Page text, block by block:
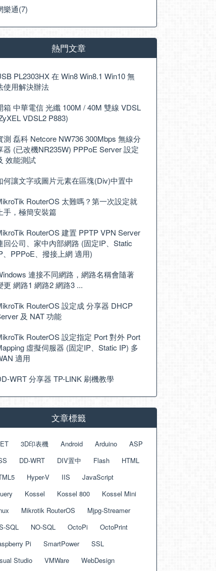
樂通(7)
熱門文章
PL2303HX 在 Win8 Win8.1 Win10 無
使用解決辦法
箱 中華電信 光纖 100M / 40M 雙線 VDSL
VDSL2 P883)
測 磊科 Netcore NW736 300Mbps 無線分
器 (已改機NR235W) PPPoE Server 設定
效能測試
何讓文字或圖片元素在區塊(Div)中置中
RouterOS 太難嗎？第一次設定就
手，極簡安裝篇
RouterOS 建置 PPTP VPN Server
回公司、家中內部網路 (固定IP、Static
、PPPoE、撥接上網 適用)
連接不同網路，網路名稱會隨著
更 網路1 網路2 網路3 ...
RouterOS 設定成 分享器 DHCP
及 NAT 功能
RouterOS 設定指定 Port 對外 Port
虛擬伺服器 (固定IP、Static IP) 多
適用
WRT 分享器 TP-LINK 刷機教學
文章標籤
3D印表機 Android Arduino
ASP
DD-WRT DIV置中 Flash
HTML
Hyper-V IIS
JavaScript
Kossel Kossel 800
Kossel Mini
Mikrotik RouterOS
Mjpg-Streamer
SQL
NO-SQL OctoPi
OctoPrint
Pi
SmartPower
SSL
Studio
VMWare WebDesign